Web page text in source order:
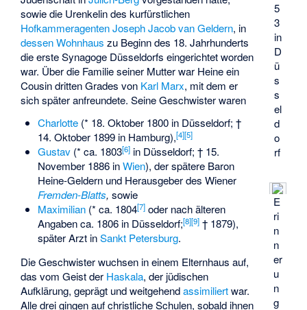
5
3
in
D
ü
s
s
el
d
o
rf
E
ri
n
n
er
u
n
g
sowie die Urenkelin des kurfürstlichen
Hofkammeragenten Joseph Jacob van Geldern, in
dessen Wohnhaus zu Beginn des 18. Jahrhunderts
dieerste Synagoge Düsseldorfs eingerichtet worden
war. Über die Familie seiner Mutter war Heine ein
Cousin dritten Grades von Karl Marx, mit dem er
sich später anfreundete. Seine Geschwister waren
Charlotte(* 18. Oktober 1800 in Düsseldorf; †
14. Oktober 1899 in Hamburg),[4][5]
Gustav(* ca. 1803[6]in Düsseldorf; † 15.
November 1886 inWien), der spätere Baron
Heine-Geldern und Herausgeber des Wiener
Fremden-Blatts, sowie
Maximilian(* ca. 1804[7]oder nach älteren
Angaben ca. 1806 in Düsseldorf;[8][9]† 1879),
später Arzt inSankt Petersburg.
Die Geschwister wuchsen in einem Elternhaus auf,
das vom Geist der Haskala, der jüdischen
Aufklärung, geprägt und weitgehendassimiliertwar.
Alle drei gingen auf christliche Schulen, sobald ihnen